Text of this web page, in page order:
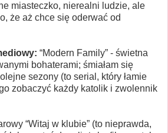
miasteczko, nierealni ludzie, ale
że aż chce się oderwać od
“Modern Family” - świetna
bohaterami; śmiałam się
sezony (to serial, który łamie
zobaczyć każdy katolik i zwolennik
“Witaj w klubie” (to nieprawda,